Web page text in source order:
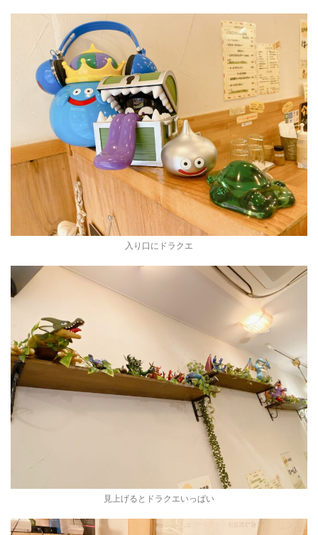
入り口にドラクエ
見上げるとドラクエいっぱい